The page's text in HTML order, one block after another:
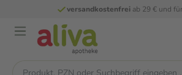
versandkostenfreiab 29 € und